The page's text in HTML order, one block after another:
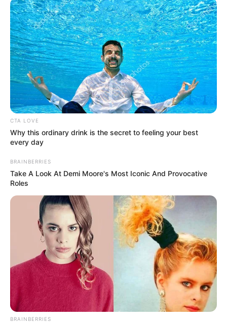
στο οδόστρωμα.
Δείτε το βίντεο
Περισσότερα νέα από την Εύβοια
Τραγωδία έξω από τη Χαλκίδα με νεκρό άντρα
Εύβοια: Θλίψη για γνωστό επαγγελματία που
έφυγε από την ζωή
Χαλκίδας
Ακολουθήστε το evianews.com στο
News
ΤΑ ΠΙΟ ΔΗΜΟΦΙΛΗ
CTA LOVE
Why this ordinary drink is the secret to feeling your best
every day
BRAINBERRIES
Take A Look At Demi Moore's Most Iconic And Provocative
Roles
BRAINBERRIES